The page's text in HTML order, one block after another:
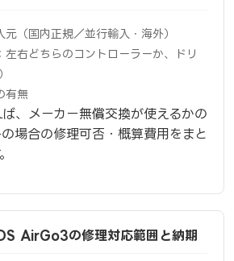
元（国内正規／並行輸入・海外）
左右どちらのコントローラーか、ドリ
有無
ば、メーカー無償交換が使えるかの
場合の修理可否・概算費用をまと
AirGo3の修理対応範囲と納期